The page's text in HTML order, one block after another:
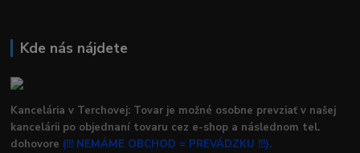
Kde nás nájdete
Kancelária v Terchovej: Tovar je možné osobne prevziať v našej
kancelárii po objednaní tovaru cez e-shop a následnom tel.
dohovore (!!! NEMÁME OBCHOD = PREVÁDZKU !!!).